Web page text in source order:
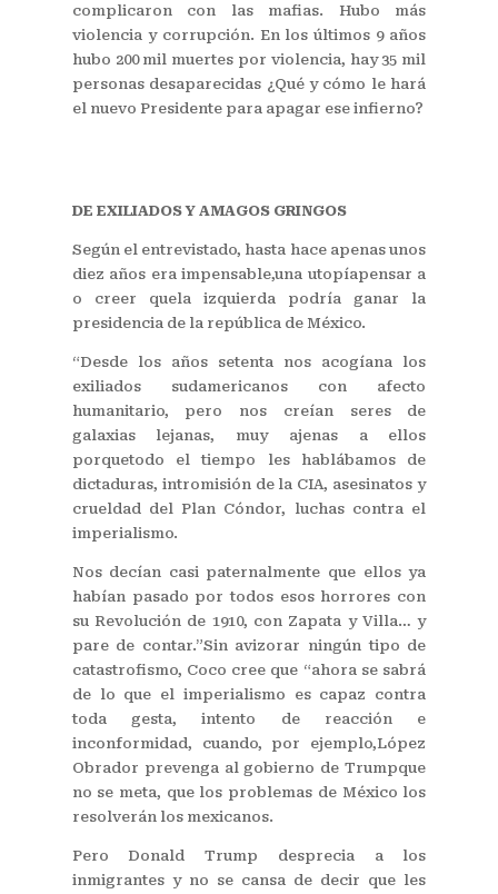
complicaron con las mafias. Hubo más
violencia y corrupción. En los últimos 9 años
hubo 200 mil muertes por violencia, hay 35 mil
personas desaparecidas ¿Qué y cómo le hará
el nuevo Presidente para apagar ese infierno?
DE EXILIADOS Y AMAGOS GRINGOS
Según el entrevistado, hasta hace apenas unos
diez años era impensable,una utopíapensar a
o creer quela izquierda podría ganar la
presidencia de la república de México.
“Desde los años setenta nos acogíana los
exiliados sudamericanos con afecto
humanitario, pero nos creían seres de
galaxias lejanas, muy ajenas a ellos
porquetodo el tiempo les hablábamos de
dictaduras, intromisión de la CIA, asesinatos y
crueldad del Plan Cóndor, luchas contra el
imperialismo.
Nos decían casi paternalmente que ellos ya
habían pasado por todos esos horrores con
su Revolución de 1910, con Zapata y Villa… y
pare de contar.”Sin avizorar ningún tipo de
catastrofismo, Coco cree que “ahora se sabrá
de lo que el imperialismo es capaz contra
toda gesta, intento de reacción e
inconformidad, cuando, por ejemplo,López
Obrador prevenga al gobierno de Trumpque
no se meta, que los problemas de México los
resolverán los mexicanos.
Pero Donald Trump desprecia a los
inmigrantes y no se cansa de decir que les